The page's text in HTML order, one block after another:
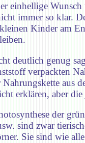
einhellige
immer so klar.
Kinder am
deutlich genug
verpackten
aus
erklären, aber
der
sind zwar
Sie sind wie